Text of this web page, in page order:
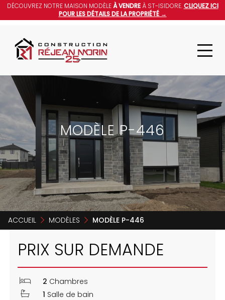
DÉCOUVREZ NOTRE MAISON MODÈLEÀ VENDREÀ ST-ISIDORE.CLIQUEZ ICI
POUR LES DÉTAILS DE LA PROPRIÉTÉ →
MODÈLE P-446
ACCUEIL MODÈLES MODÈLE P-446
PRIX SUR DEMANDE
2 Chambres
1 Salle de bain